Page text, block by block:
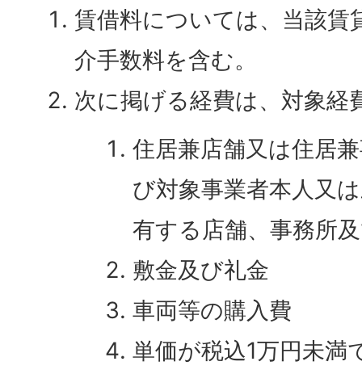
賃借料については、当該賃
介手数料を含む。
次に掲げる経費は、対象経
住居兼店舗又は住居
び対象事業者本人又
有する店舗、事務所
敷金及び礼金
車両等の購入費
単価が税込1万円未満